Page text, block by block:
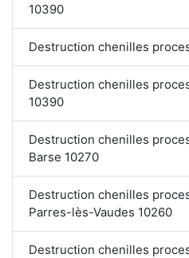
10390
Destruction chenilles
Destruction chenilles
10390
Destruction chenilles
Barse 10270
Destruction chenilles
Parres-lès-Vaudes 10260
Destruction chenilles